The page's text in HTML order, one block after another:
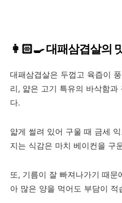
👩🏻‍🍳 대패삼겹살의
대패삼겹살은 두껍고 육즙이
리, 얇은 고기 특유의 바삭함과
다.
얇게 썰려 있어 구울 때 금세
지는 식감은 마치 베이컨을 구
또, 기름이 잘 빠져나가기 때
아 많은 양을 먹어도 부담이 적